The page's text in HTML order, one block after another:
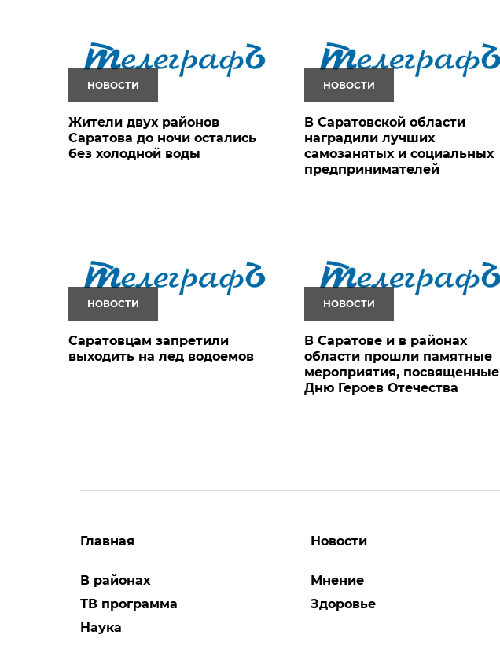
НОВОСТИ
Жители двух районов
Саратова до ночи остались
без холодной воды
НОВОСТИ
В Саратовской области
наградили лучших
самозанятых и социальных
предпринимателей
НОВОСТИ
Саратовцам запретили
выходить на лед водоемов
НОВОСТИ
В Саратове и в районах
области прошли памятные
мероприятия, посвященные
Дню Героев Отечества
Главная
В районах
ТВ программа
Наука
Новости
Мнение
Здоровье